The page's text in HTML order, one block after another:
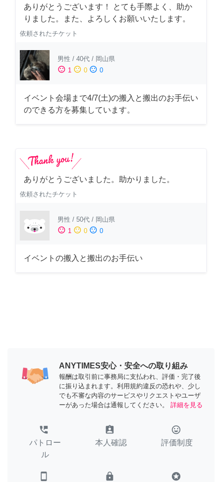
ありがとうございます！ とても手際よく、助か
りました。また、よろしくお願いいたします。
依頼されたチケット
男性 / 40代 / 岡山県
sentiment_satisfied 1 sentiment_neutral 0 sentiment_dissatisfied 0
イベント会場まで4/7(土)の搬入と搬出のお手伝い
のできる方を募集しています。
ありがとうございました。助かりました。
依頼されたチケット
男性 / 50代 / 岡山県
sentiment_satisfied 1 sentiment_neutral 0 sentiment_dissatisfied 0
イベントの搬入と搬出のお手伝い
ANYTIMES安心・安全への取り組み
報酬は取引前に事務局に支払われ、評価・完了後
に振り込まれます。利用規約違反の恐れや、少し
でも不審な内容のサービスやリクエストやユーザ
ーがあった場合は通報してください。
詳細を見る
perm_phone_msg
パトロー
ル
assignment_ind
本人確認
tag_faces
評価制度
smartphone lock stars